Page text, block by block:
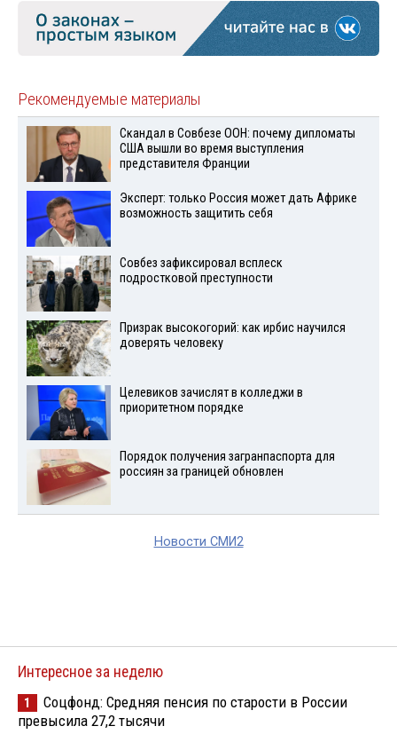
Рекомендуемые материалы
Скандал в Совбезе ООН: почему дипломаты
США вышли во время выступления
представителя Франции
Эксперт: только Россия может дать Африке
возможность защитить себя
Совбез зафиксировал всплеск
подростковой преступности
Призрак высокогорий: как ирбис научился
доверять человеку
Целевиков зачислят в колледжи в
приоритетном порядке
Порядок получения загранпаспорта для
россиян за границей обновлен
Новости СМИ2
Интересное за неделю
1
Соцфонд: Средняя пенсия по старости в России
превысила 27,2 тысячи